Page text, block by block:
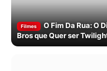
Filmes
O Fim Da Rua: O
Bros que Quer ser